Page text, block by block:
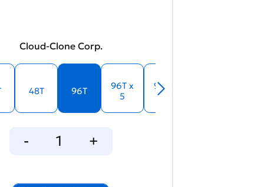
33642
Figure. Standard curve
Cloud-Clone Corp.
48T 96T
96T x
5
96T x
10